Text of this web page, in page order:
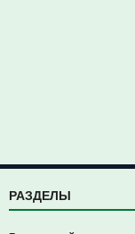
РАЗДЕЛЫ